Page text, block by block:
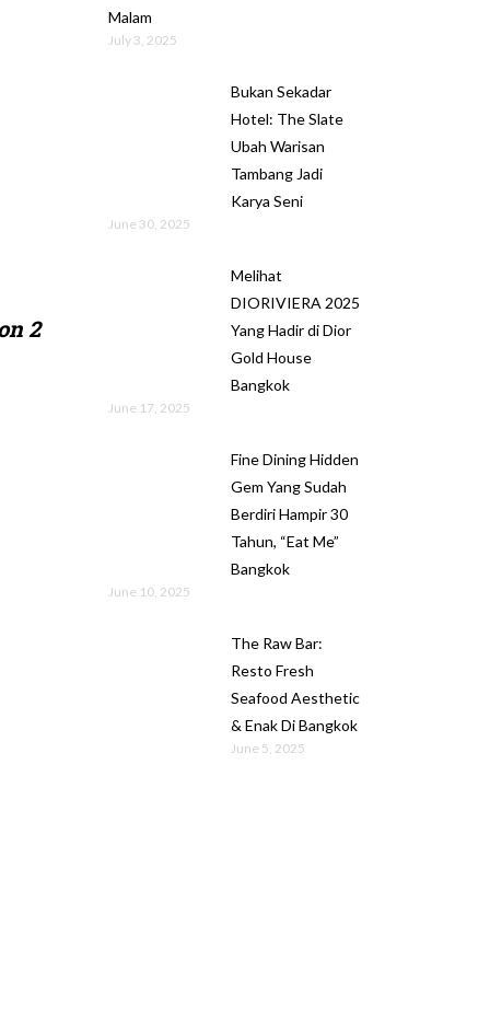
2
Malam
July 3, 2025
Bukan Sekadar
Hotel: The Slate
Ubah Warisan
Tambang Jadi
Karya Seni
June 30, 2025
Melihat
DIORIVIERA 2025
Yang Hadir di Dior
Gold House
Bangkok
June 17, 2025
Fine Dining Hidden
Gem Yang Sudah
Berdiri Hampir 30
Tahun, “Eat Me”
Bangkok
June 10, 2025
The Raw Bar:
Resto Fresh
Seafood Aesthetic
& Enak Di Bangkok
June 5, 2025